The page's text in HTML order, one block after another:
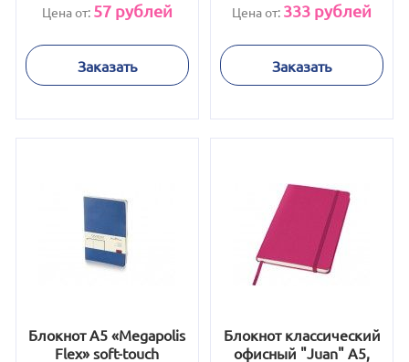
Цена от: 57рублей
Заказать
Цена от: 333 рублей
Заказать
Блокнот А5 «Megapolis
Flex» soft-touch
Блокнот классический
офисный "Juan" А5,